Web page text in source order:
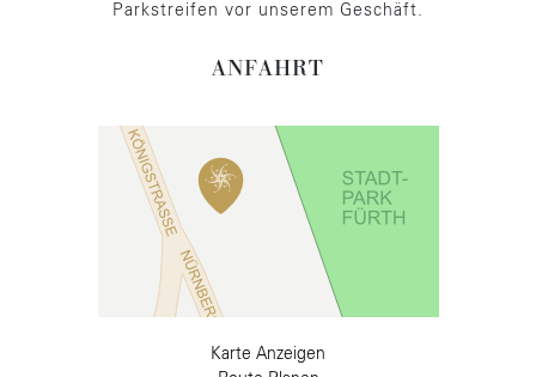
Parkstreifen vor unserem Geschäft.
ANFAHRT
Karte Anzeigen